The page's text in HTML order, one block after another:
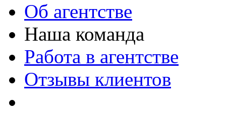
Об агентстве
Наша команда
Работа в агентстве
Отзывы клиентов